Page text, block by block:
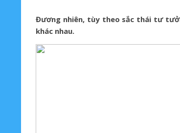
Đương nhiên, tùy theo sắc thái tư
khác nhau.